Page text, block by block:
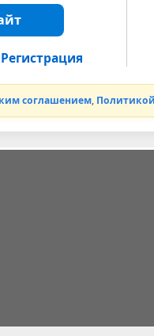
Регистрация
соглашением,